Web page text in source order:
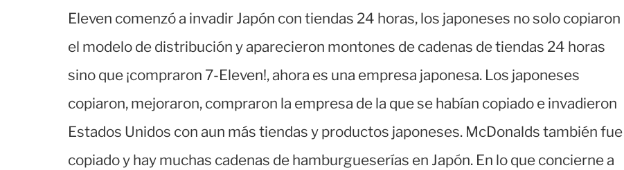
Eleven comenzó a invadir Japón con tiendas 24 horas, los japoneses no solo copiaron
el modelo de distribución y aparecieron montones de cadenas de tiendas 24 horas
sino que ¡compraron 7-Eleven!, ahora es una empresa japonesa. Los japoneses
copiaron, mejoraron, compraron la empresa de la que se habían copiado e invadieron
Estados Unidos con aun más tiendas y productos japoneses. McDonalds también fue
copiado y hay muchas cadenas de hamburgueserías en Japón. En lo que concierne a